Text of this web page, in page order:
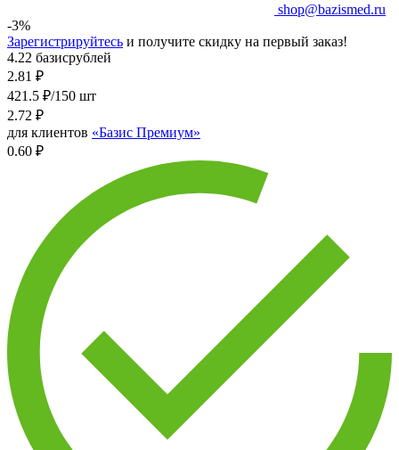
shop@bazismed.ru
-3%
Зарегистрируйтесь и получите скидку на первый заказ!
4.22 базисрублей
2.81 ₽
421.5 ₽/150 шт
2.72 ₽
для клиентов «Базис Премиум»
0.60 ₽